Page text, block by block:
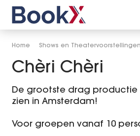
Home Shows en Theatervoorstellingen
Chèri Chèri
De grootste drag productie
zien in Amsterdam!
Voor groepen vanaf 10
Shows en
Willem van Oranje